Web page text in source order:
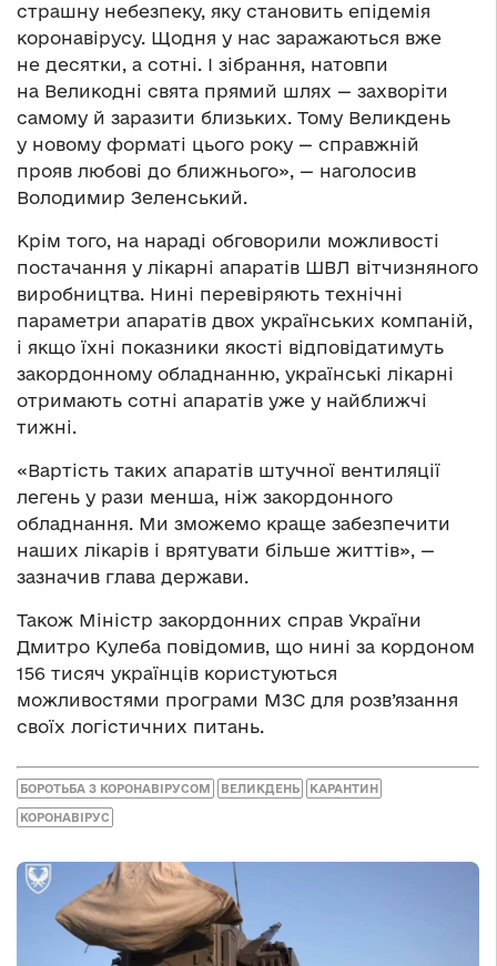
страшну небезпеку, яку становить епідемія
коронавірусу. Щодня у нас заражаються вже
не десятки, а сотні. І зібрання, натовпи
на Великодні свята прямий шлях — захворіти
самому й заразити близьких. Тому Великдень
у новому форматі цього року — справжній
прояв любові до ближнього», — наголосив
Володимир Зеленський.
Крім того, на нараді обговорили можливості
постачання у лікарні апаратів ШВЛ вітчизняного
виробництва. Нині перевіряють технічні
параметри апаратів двох українських компаній,
і якщо їхні показники якості відповідатимуть
закордонному обладнанню, українські лікарні
отримають сотні апаратів уже у найближчі
тижні.
«Вартість таких апаратів штучної вентиляції
легень у рази менша, ніж закордонного
обладнання. Ми зможемо краще забезпечити
наших лікарів і врятувати більше життів», —
зазначив глава держави.
Також Міністр закордонних справ України
Дмитро Кулеба повідомив, що нині за кордоном
156 тисяч українців користуються
можливостями програми МЗС для розв’язання
своїх логістичних питань.
БОРОТЬБА З КОРОНАВІРУСОМ ВЕЛИКДЕНЬ КАРАНТИН
КОРОНАВІРУС